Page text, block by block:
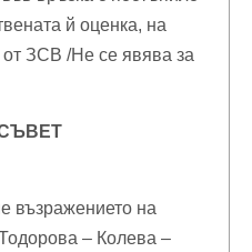
й оценка, на
ЗСВ /Не се явява за
възражението на
– Колева –